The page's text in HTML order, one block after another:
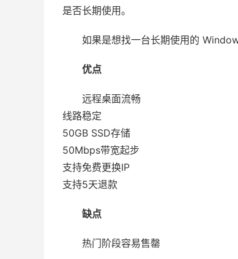
是否长期使用。
如果是想找一台长期使用的
优点
远程桌面流畅
线路稳定
50GB SSD存储
50Mbps带宽起步
支持免费更换IP
支持5天退款
缺点
热门阶段容易售罄